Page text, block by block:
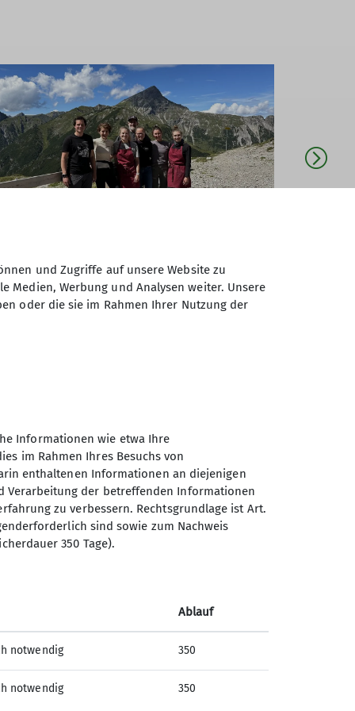
Sektion Oberer Neckar des
Deutschen Alpenvereins e.V.
Telefon +4974129026611
und Zugriffe auf unsere Website zu
Medien, Werbung und Analysen weiter. Unsere
oder die sie im Rahmen Ihrer Nutzung der
Informationen wie etwa Ihre
im Rahmen Ihres Besuchs von
enthaltenen Informationen an diejenigen
Verarbeitung der betreffenden Informationen
zu verbessern. Rechtsgrundlage ist Art.
sind sowie zum Nachweis
350 Tage).
Ablauf
notwendig 350
notwendig 350